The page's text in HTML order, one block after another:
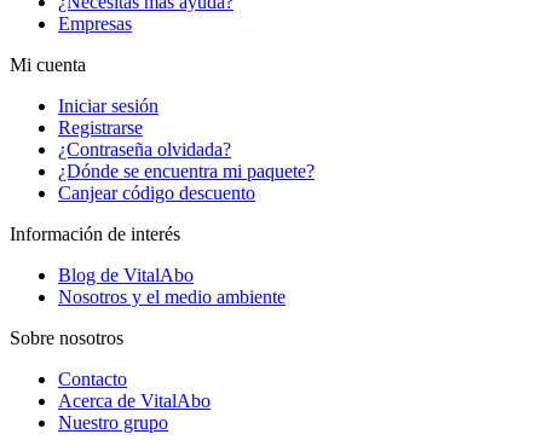
Empresas
Mi cuenta
Iniciar sesión
Registrarse
¿Contraseña olvidada?
¿Dónde se encuentra mi paquete?
Canjear código descuento
Información de interés
Blog de VitalAbo
Nosotros y el medio ambiente
Sobre nosotros
Contacto
Acerca de VitalAbo
Nuestro grupo